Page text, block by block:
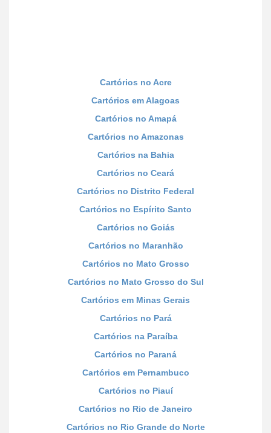
Cartórios no Acre
Cartórios em Alagoas
Cartórios no Amapá
Cartórios no Amazonas
Cartórios na Bahia
Cartórios no Ceará
Cartórios no Distrito Federal
Cartórios no Espírito Santo
Cartórios no Goiás
Cartórios no Maranhão
Cartórios no Mato Grosso
Cartórios no Mato Grosso do Sul
Cartórios em Minas Gerais
Cartórios no Pará
Cartórios na Paraíba
Cartórios no Paraná
Cartórios em Pernambuco
Cartórios no Piauí
Cartórios no Rio de Janeiro
Cartórios no Rio Grande do Norte